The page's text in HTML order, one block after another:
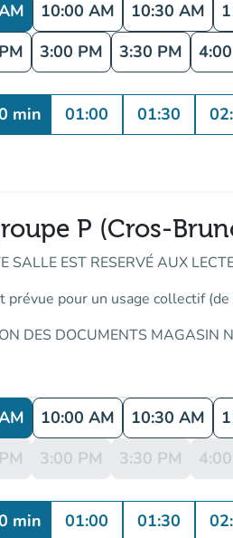
10:00 AM 10:30 AM
3:00 PM 3:30 PM
min 01:00 01:30
P (Cros-
SALLE EST RESERVÉ AUX
prévue pour un usage collectif
DES DOCUMENTS MAGASIN
10:00 AM 10:30 AM
3:00 PM 3:30 PM
min 01:00 01:30